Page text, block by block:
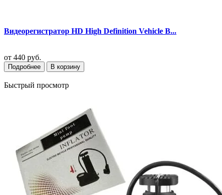
Видеорегистратор HD High Definition Vehicle B...
от 440 руб.
Подробнее В корзину
Быстрый просмотр